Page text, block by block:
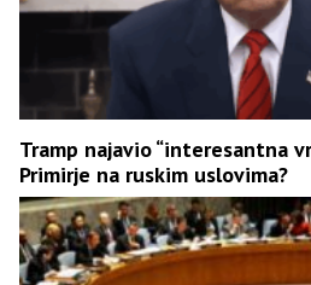
Tramp najavio “interesantna
Primirje na ruskim uslovima?